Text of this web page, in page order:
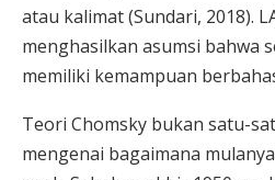
atau kalimat (Sundari, 2018).
menghasilkan asumsi bahwa
memiliki kemampuan
Teori Chomsky bukan satu-
mengenai bagaimana